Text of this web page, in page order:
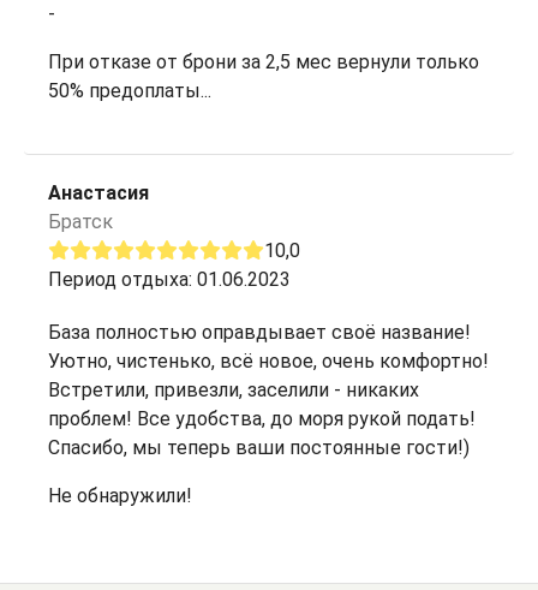
-
При отказе от брони за 2,5 мес вернули только
50% предоплаты...
Анастасия
Братск
10,0
Период отдыха: 01.06.2023
База полностью оправдывает своё название!
Уютно, чистенько, всё новое, очень комфортно!
Встретили, привезли, заселили - никаких
проблем! Все удобства, до моря рукой подать!
Спасибо, мы теперь ваши постоянные гости!)
Не обнаружили!